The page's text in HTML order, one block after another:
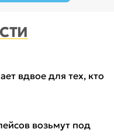
вдвое для тех, кто
возьмут под